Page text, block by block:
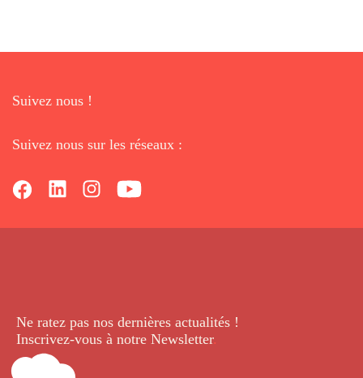
Suivez nous !
Suivez nous sur les réseaux :
Ne ratez pas nos dernières actualités !
Inscrivez-vous à notre Newsletter.